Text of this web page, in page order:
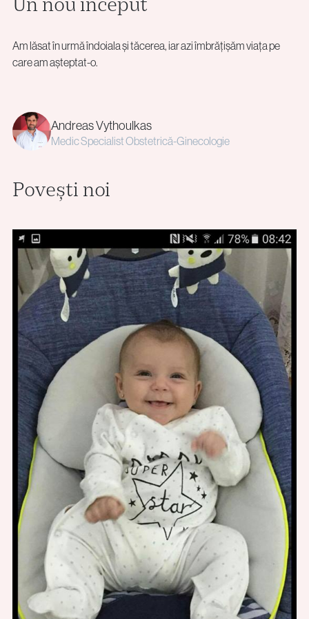
Am lăsat în urmă îndoiala și tăcerea, iar azi îmbrățișăm viața pe
care am așteptat-o.
Andreas Vythoulkas
Medic Specialist Obstetrică-Ginecologie
Povești noi